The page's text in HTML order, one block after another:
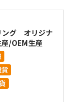
ング オリジナ
/OEM生産